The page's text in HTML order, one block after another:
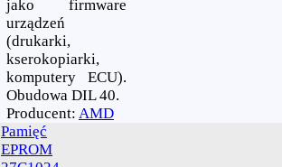
jako firmware
urządzeń
(drukarki,
kserokopiarki,
komputery ECU).
Obudowa DIL 40.
Producent: AMD
Pamięć
EPROM